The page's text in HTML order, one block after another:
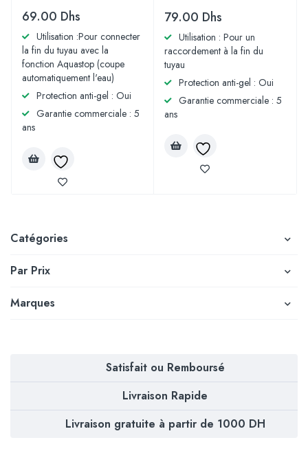
Catégories
Par Prix
Marques
69.00 Dhs
Utilisation :Pour connecter
la fin du tuyau avec la
fonction Aquastop (coupe
automatiquement l'eau)
Protection anti-gel : Oui
Garantie commerciale : 5
ans
79.00 Dhs
Utilisation : Pour un
raccordement à la fin du
tuyau
Protection anti-gel : Oui
Garantie commerciale : 5
ans
Satisfait ou Remboursé
Livraison Rapide
Livraison gratuite à partir de 1000 DH